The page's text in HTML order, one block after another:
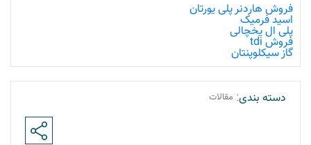
فروش هاردنر پلی یورتان
اسید فرمیک
پلی ال یخچالی
فروش tdi
گاز سیکلوپنتان
دسته بندی: مقالات